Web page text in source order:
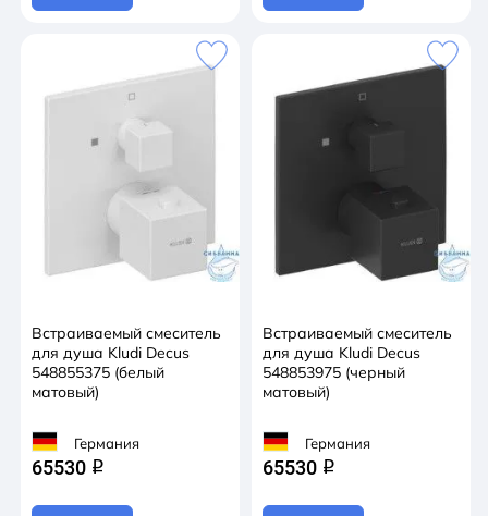
Встраиваемый смеситель
для душа Kludi Decus
548855375 (белый
матовый)
Германия
65530 q
Встраиваемый смеситель
для душа Kludi Decus
548853975 (черный
матовый)
Германия
65530 q